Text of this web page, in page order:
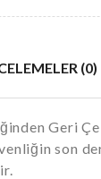
(0)
Geri
son